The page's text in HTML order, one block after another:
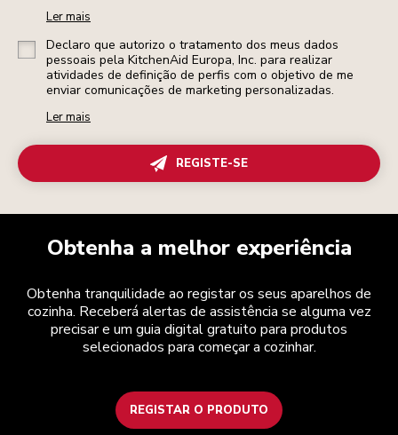
Ler mais
Declaro que autorizo o tratamento dos meus dados
pessoais pela KitchenAid Europa, Inc. para realizar
atividades de definição de perfis com o objetivo de me
enviar comunicações de marketing personalizadas.
Ler mais
REGISTE-SE
Obtenha a melhor experiência
Obtenha tranquilidade ao registar os seus aparelhos de
cozinha. Receberá alertas de assistência se alguma vez
precisar e um guia digital gratuito para produtos
selecionados para começar a cozinhar.
REGISTAR O PRODUTO